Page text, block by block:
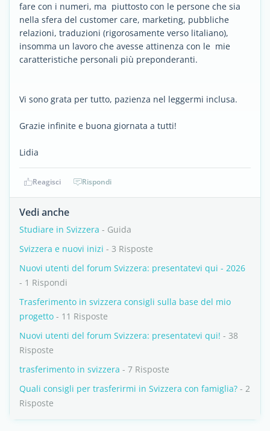
fare con i numeri, ma piuttosto con le persone che sia
nella sfera del customer care, marketing, pubbliche
relazioni, traduzioni (rigorosamente verso litaliano),
insomma un lavoro che avesse attinenza con le mie
caratteristiche personali più preponderanti.
Vi sono grata per tutto, pazienza nel leggermi inclusa.
Grazie infinite e buona giornata a tutti!
Lidia
Reagisci Rispondi
Vedi anche
Studiare in Svizzera - Guida
Svizzera e nuovi inizi - 3 Risposte
Nuovi utenti del forum Svizzera: presentatevi qui - 2026
- 1 Rispondi
Trasferimento in svizzera consigli sulla base del mio
progetto - 11 Risposte
Nuovi utenti del forum Svizzera: presentatevi qui! - 38
Risposte
trasferimento in svizzera - 7 Risposte
Quali consigli per trasferirmi in Svizzera con famiglia? - 2
Risposte